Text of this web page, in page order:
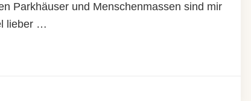
Parkhäuser und Menschenmassen sind mir
lieber …